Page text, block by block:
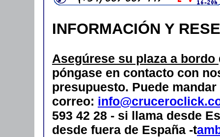
INFORMACIÓN Y
Asegúrese su plaza a bordo
póngase en contacto con
presupuesto. Puede
correo:
593 42 28 - si llama desde
desde fuera de España -t